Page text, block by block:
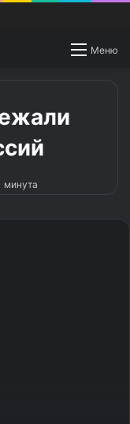
Меню
Switch
минута